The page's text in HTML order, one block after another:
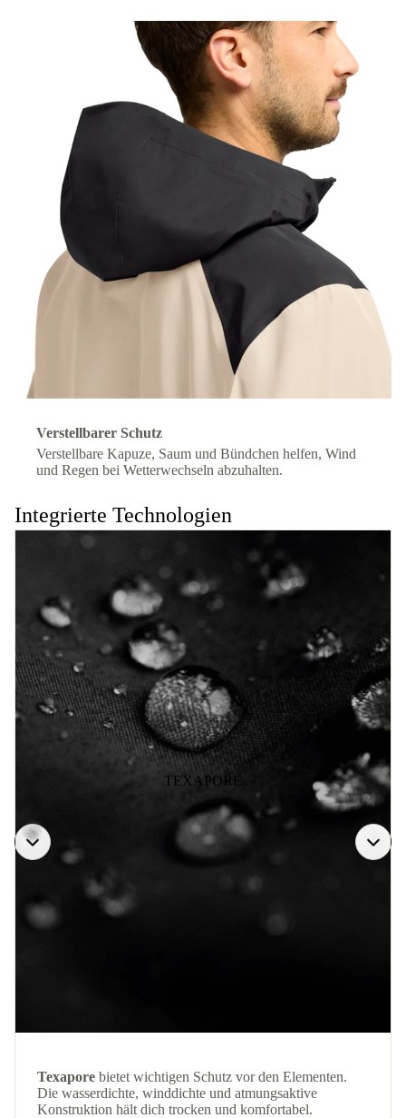
Verstellbarer Schutz
Verstellbare Kapuze, Saum und Bündchen helfen, Wind
und Regen bei Wetterwechseln abzuhalten.
Integrierte Technologien
TEXAPORE
Texapore bietet wichtigen Schutz vor den Elementen.
Die wasserdichte, winddichte und atmungsaktive
Konstruktion hält dich trocken und komfortabel.